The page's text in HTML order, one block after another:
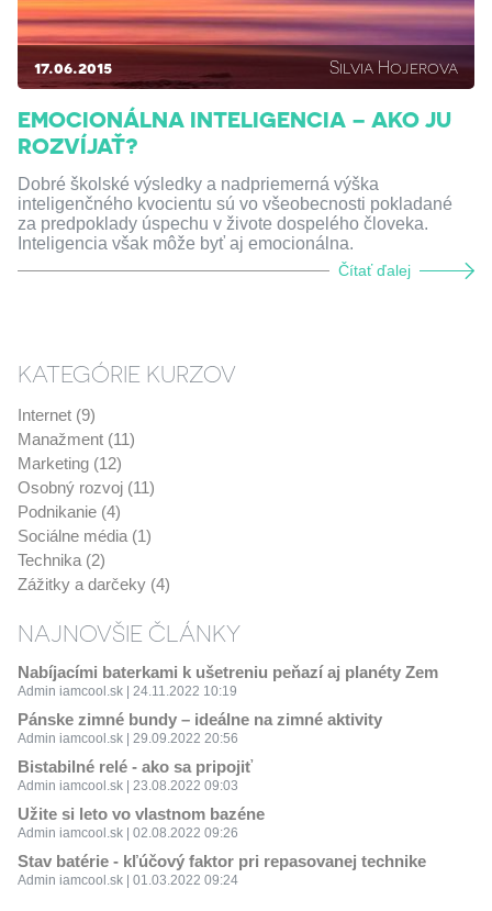
17.06.2015 Silvia Hojerova
EMOCIONÁLNA INTELIGENCIA – AKO JU
ROZVÍJAŤ?
Dobré školské výsledky a nadpriemerná výška
inteligenčného kvocientu sú vo všeobecnosti pokladané
za predpoklady úspechu v živote dospelého človeka.
Inteligencia však môže byť aj emocionálna.
Čítať ďalej
KATEGÓRIE KURZOV
Internet (9)
Manažment (11)
Marketing (12)
Osobný rozvoj (11)
Podnikanie (4)
Sociálne média (1)
Technika (2)
Zážitky a darčeky (4)
NAJNOVŠIE ČLÁNKY
Nabíjacími baterkami k ušetreniu peňazí aj planéty Zem
Admin iamcool.sk | 24.11.2022 10:19
Pánske zimné bundy – ideálne na zimné aktivity
Admin iamcool.sk | 29.09.2022 20:56
Bistabilné relé - ako sa pripojiť
Admin iamcool.sk | 23.08.2022 09:03
Užite si leto vo vlastnom bazéne
Admin iamcool.sk | 02.08.2022 09:26
Stav batérie - kľúčový faktor pri repasovanej technike
Admin iamcool.sk | 01.03.2022 09:24